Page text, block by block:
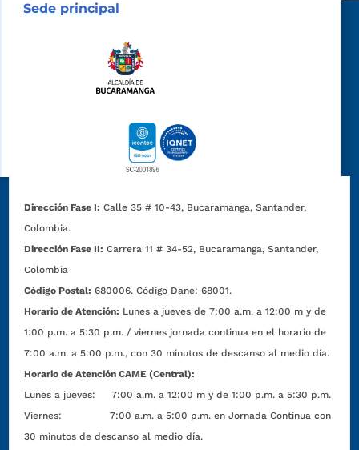
Sede principal
Dirección Fase I: Calle 35 # 10-43, Bucaramanga, Santander,
Colombia.
Dirección Fase II: Carrera 11 # 34-52, Bucaramanga, Santander,
Colombia
Código Postal: 680006. Código Dane: 68001.
Horario de Atención: Lunes a jueves de 7:00 a.m. a 12:00 m y de
1:00 p.m. a 5:30 p.m. / viernes jornada continua en el horario de
7:00 a.m. a 5:00 p.m., con 30 minutos de descanso al medio día.
Horario de Atención CAME (Central):
Lunes a jueves: 7:00 a.m. a 12:00 m y de 1:00 p.m. a 5:30 p.m.
Viernes: 7:00 a.m. a 5:00 p.m. en Jornada Continua con
30 minutos de descanso al medio día.